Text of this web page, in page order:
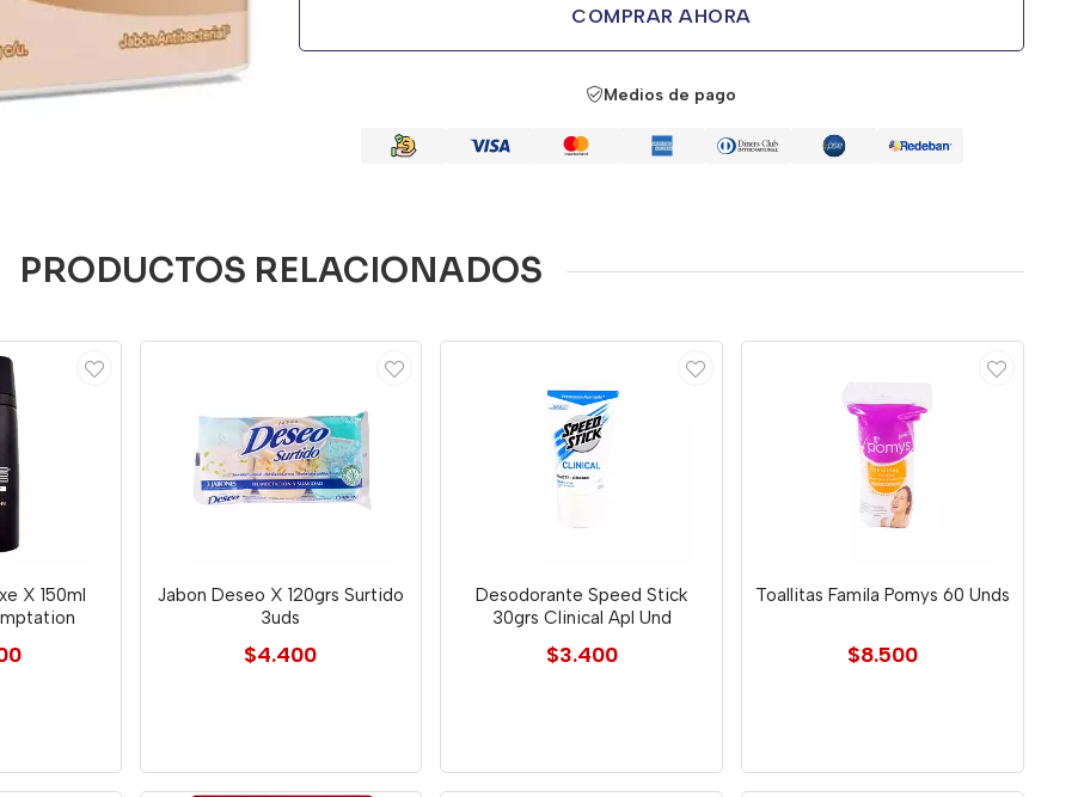
COMPRAR AHORA
Medios de pago
PRODUCTOS RELACIONADOS
X 150ml
Jabon Deseo X 120grs Surtido
3uds
$4.400
Desodorante Speed Stick
30grs Clinical Apl Und
$3.400
Toallitas Famila Pomys 60 Unds
$8.500